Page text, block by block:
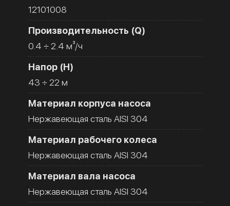
12101008
Производительность (Q)
0.4 ÷ 2.4 м³/ч
Напор (H)
43 ÷ 22 м
Материал корпуса насоса
Нержавеющая сталь AISI 304
Материал рабочего колеса
Нержавеющая сталь AISI 304
Материал вала насоса
Нержавеющая сталь AISI 304